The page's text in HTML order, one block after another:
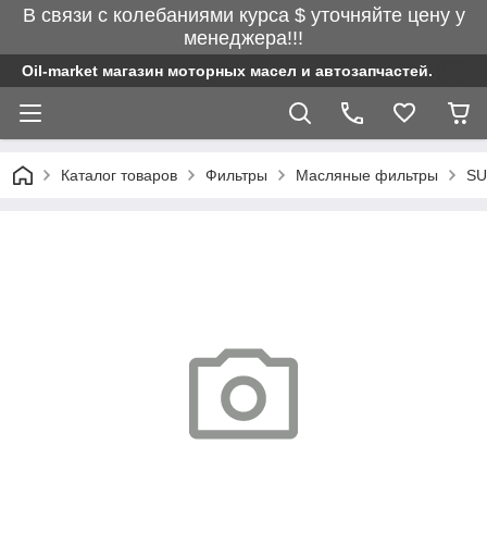
В связи с колебаниями курса $ уточняйте цену у
менеджера!!!
Oil-market магазин моторных масел и автозапчастей.
Каталог товаров Фильтры Масляные фильтры